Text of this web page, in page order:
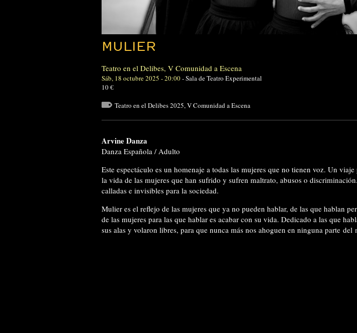
MULIER
Teatro en el Delibes, V Comunidad a Escena
Sáb, 18 octubre 2025 - 20:00-Sala de Teatro Experimental
10 €
Teatro en el Delibes 2025,V Comunidad a Escena
Arvine Danza
Danza Española / Adulto
Este espectáculo es un homenaje a todas las mujeres que no tienen voz. Un viaje
la vida de las mujeres que han sufrido y sufren maltrato, abusos o
calladas e invisibles para la sociedad.
Mulier es el reflejo de las mujeres que ya no pueden hablar, de las que hablan
de las mujeres para las que hablar es acabar con su vida. Dedicado a las que
sus alas y volaron libres, para que nunca más nos ahoguen en ninguna parte del